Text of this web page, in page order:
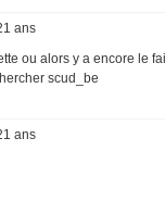
ans
ou alors y a encore le
scud_be
ans